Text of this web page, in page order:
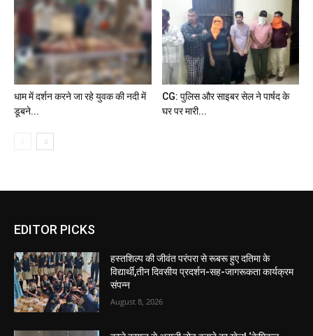
धाम में दर्शन करने जा रहे युवक की नदी में
डूबने...
CG: पुलिस और साइबर सेल ने पार्षद के
घर पर मारी...
EDITOR PICKS
हस्तशिल्प की जीवंत परंपरा से रूबरू हुए दतिमा के
विद्यार्थी,तीन दिवसीय प्रदर्शन-सह-जागरूकता कार्यक्रम
संपन्न
August 8, 2026